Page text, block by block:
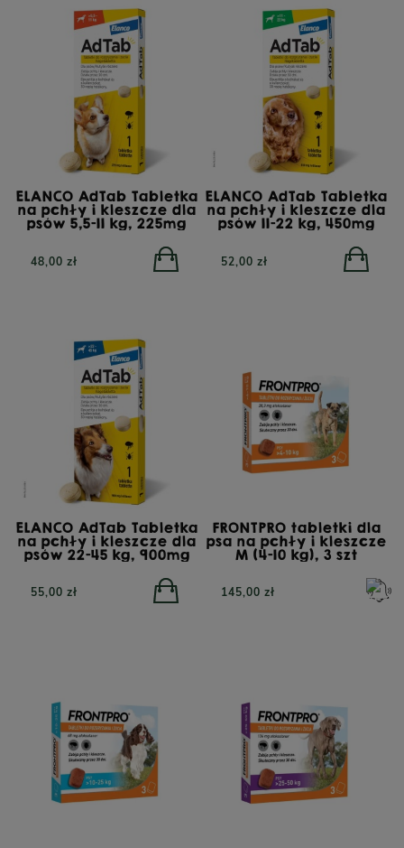
ELANCO AdTab Tabletka
na pchły i kleszcze dla
psów 5,5-11 kg, 225mg
48,00 zł
ELANCO AdTab Tabletka
na pchły i kleszcze dla
psów 11-22 kg, 450mg
52,00 zł
ELANCO AdTab Tabletka
na pchły i kleszcze dla
psów 22-45 kg, 900mg
55,00 zł
FRONTPRO tabletki dla
psa na pchły i kleszcze
M (4-10 kg), 3 szt
145,00 zł